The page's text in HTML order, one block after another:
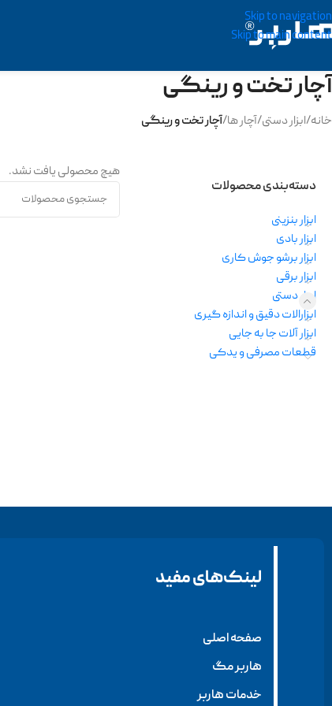
Skip to navigation
Skip to main content
آچار تخت و رینگی
خانه/ابزار دستی/آچار ها/آچار تخت و رینگی
دسته‌بندی محصولات
ابزار بنزینی
ابزار بادی
ابزار برشو جوش کاری
ابزار برقی
ابزار دستی
ابزارالات دقیق و اندازه گیری
ابزار آلات جا به جایی
قطعات مصرفی و یدکی
هیچ محصولی یافت نشد.
لینک‌های مفید
صفحه اصلی
هاربر مگ
خدمات هاربر